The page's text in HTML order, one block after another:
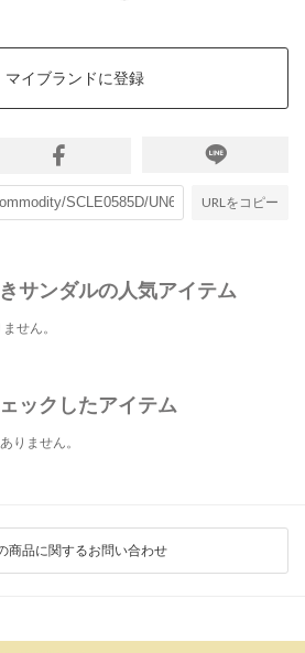
マイブランドに登録
URLをコピー
サンダルの人気アイテム
せん。
ックしたアイテム
りません。
商品に関するお問い合わせ